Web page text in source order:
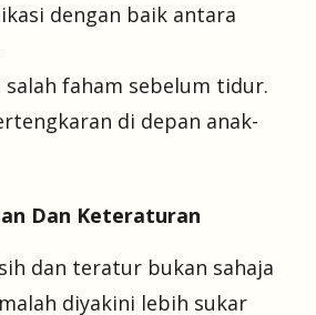
dengan baik antara
salah faham sebelum tidur.
di depan anak-
Dan Keteraturan
dan teratur bukan sahaja
diyakini lebih sukar